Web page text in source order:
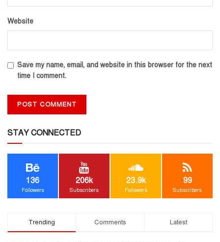
Website
Save my name, email, and website in this browser for the next
time I comment.
STAY CONNECTED
136
Followers
206k
Subscribers
23.9k
Followers
99
Subscribers
Trending Comments Latest